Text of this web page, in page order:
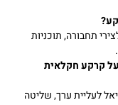
?
תחבורה, תוכניות
על קרקע חקלאית
לעליית ערך, שליטה